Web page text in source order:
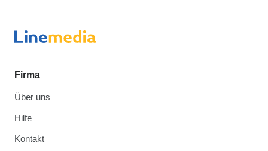
Firma
Über uns
Hilfe
Kontakt